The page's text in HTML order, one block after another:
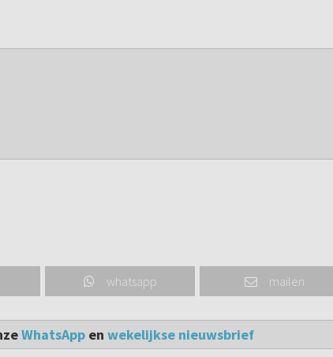
whatsapp mailen
WhatsAppen wekelijkse nieuwsbrief